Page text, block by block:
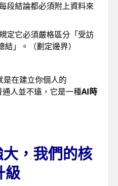
段結論都必須附上資料來
定它必須嚴格區分「受訪
」。（劃定邊界）
在建立你個人的
人並不遠，它是一種AI時
，我們的核
級